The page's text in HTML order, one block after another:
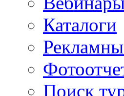
Каталоги
Поиск